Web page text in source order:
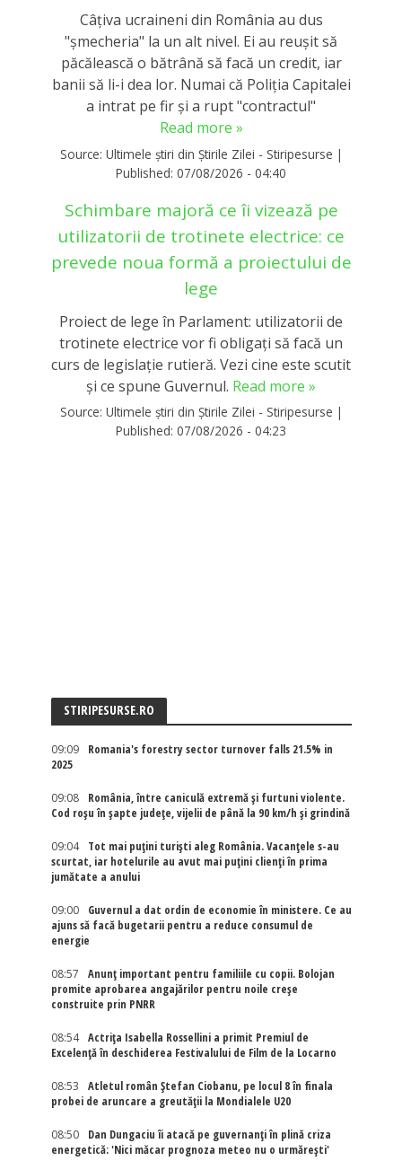
Câțiva ucraineni din România au dus
"șmecheria" la un alt nivel. Ei au reușit să
păcălească o bătrână să facă un credit, iar
banii să li-i dea lor. Numai că Poliția Capitalei
a intrat pe fir și a rupt "contractul"
Read more »
Source: Ultimele știri din Știrile Zilei - Stiripesurse |
Published: 07/08/2026 - 04:40
Schimbare majoră ce îi vizează pe
utilizatorii de trotinete electrice: ce
prevede noua formă a proiectului de
lege
Proiect de lege în Parlament: utilizatorii de
trotinete electrice vor fi obligați să facă un
curs de legislație rutieră. Vezi cine este scutit
și ce spune Guvernul. Read more »
Source: Ultimele știri din Știrile Zilei - Stiripesurse |
Published: 07/08/2026 - 04:23
STIRIPESURSE.RO
09:09
Romania's forestry sector turnover falls 21.5% in
2025
09:08
România, între caniculă extremă și furtuni violente.
Cod roșu în șapte județe, vijelii de până la 90 km/h și grindină
09:04
Tot mai puțini turiști aleg România. Vacanțele s-au
scurtat, iar hotelurile au avut mai puțini clienți în prima
jumătate a anului
09:00
Guvernul a dat ordin de economie în ministere. Ce au
ajuns să facă bugetarii pentru a reduce consumul de
energie
08:57
Anunț important pentru familiile cu copii. Bolojan
promite aprobarea angajărilor pentru noile creșe
construite prin PNRR
08:54
Actriţa Isabella Rossellini a primit Premiul de
Excelenţă în deschiderea Festivalului de Film de la Locarno
08:53
Atletul român Ștefan Ciobanu, pe locul 8 în finala
probei de aruncare a greutății la Mondialele U20
08:50
Dan Dungaciu îi atacă pe guvernanți în plină criza
energetică: 'Nici măcar prognoza meteo nu o urmărești'